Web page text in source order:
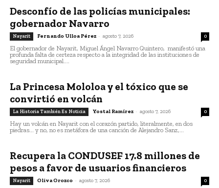
Desconfío de las policías municipales:
gobernador Navarro
Nayarit Fernando Ulloa Pérez - agosto 7, 2026 0
El gobernador de Nayarit, Miguel Ángel Navarro Quintero, manifestó una
profunda falta de certeza respecto a la integridad de las instituciones de
seguridad municipal....
La Princesa Mololoa y el tóxico que se
convirtió en volcán
La Historia También Es Noticia Yostal Ramírez - agosto 7, 2026 0
Hay un volcán en Nayarit con el corazón partido, literalmente, en dos
piedras... y no, no es metáfora de una canción de Alejandro Sanz,...
Recupera la CONDUSEF 17.8 millones de
pesos a favor de usuarios financieros
Nayarit Oliva Orozco - agosto 7, 2026 0